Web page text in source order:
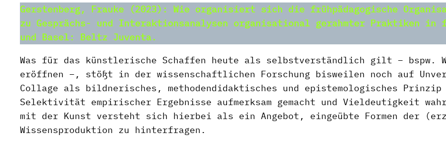
Gerstenberg, Frauke (2023): Wie organisiert sich die frühpädagogische
zu Gesprächs- und Interaktionsanalysen organisational gerahmter Praktiken in
und Basel: Beltz Juventa.
Was für das künstlerische Schaffen heute als selbstverständlich gilt – bspw.
eröffnen –, stößt in der wissenschaftlichen Forschung bisweilen noch auf
Collage als bildnerisches, methodendidaktisches und epistemologisches
Selektivität empirischer Ergebnisse aufmerksam gemacht und Vieldeutigkeit
mit der Kunst versteht sich hierbei als ein Angebot, eingeübte Formen der
Wissensproduktion zu hinterfragen.